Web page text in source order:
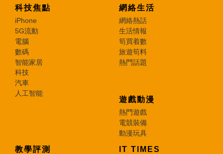
科技焦點
iPhone
5G流動
電腦
數碼
智能家居
科技
汽車
人工智能
網絡生活
網絡熱話
生活情報
筍買着數
旅遊筍料
熱門話題
遊戲動漫
熱門遊戲
電競裝備
動漫玩具
教學評測 IT TIMES